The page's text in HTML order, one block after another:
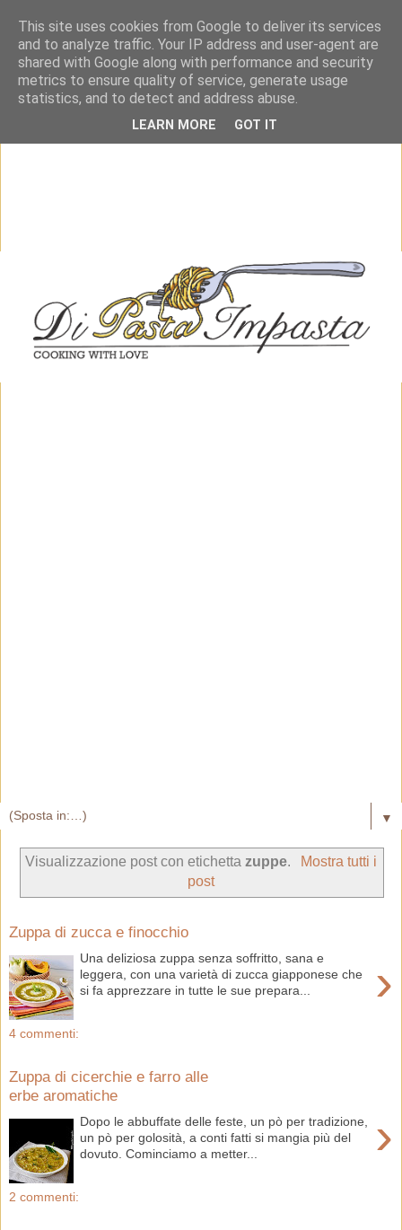
▼
Visualizzazione post con etichettazuppe.
Mostra tutti i
post
Zuppa di zucca e finocchio
›
Una deliziosa zuppa senza soffritto, sana e
leggera, con una varietà di zucca giapponese che
si fa apprezzare in tutte le sue prepara...
4 commenti:
Zuppa di cicerchie e farro alle
erbe aromatiche
›
Dopo le abbuffate delle feste, un pò per tradizione,
un pò per golosità, a conti fatti si mangia più del
dovuto. Cominciamo a metter...
2 commenti:
This site uses cookies from Google to deliver its services
and to analyze traffic. Your IP address and user-agent are
shared with Google along with performance and security
metrics to ensure quality of service, generate usage
statistics, and to detect and address abuse.
LEARN MORE GOT IT